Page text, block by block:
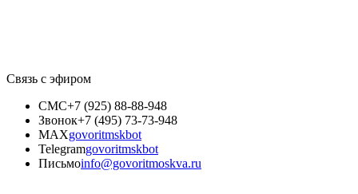
Связь с эфиром
СМС+7 (925) 88-88-948
Звонок+7 (495) 73-73-948
MAXgovoritmskbot
Telegramgovoritmskbot
Письмоinfo@govoritmoskva.ru